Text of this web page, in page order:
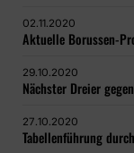
02.11.2020
Aktuelle Borussen-
29.10.2020
Nächster Dreier
27.10.2020
Tabellenführung